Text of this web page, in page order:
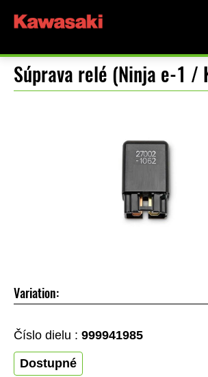
Súprava relé (Ninja e-1 /
Variation:
Číslo dielu : 999941985
Dostupné